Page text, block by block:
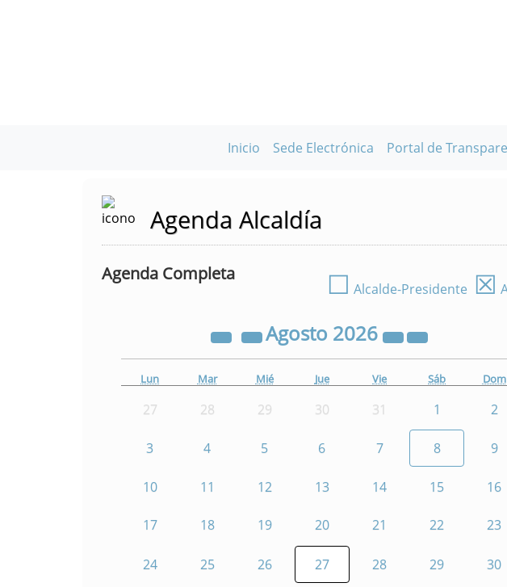
Inicio Sede Electrónica Portal de
Agenda Alcaldía
Agenda Completa ☐ Alcalde-Presidente ☒
Agosto 2026
Lun Mar Mié Jue Vie Sáb Dom
27 28 29 30 31 1 2
3 4 5 6 7 8 9
10 11 12 13 14 15 16
17 18 19 20 21 22 23
24 25 26 27 28 29 30